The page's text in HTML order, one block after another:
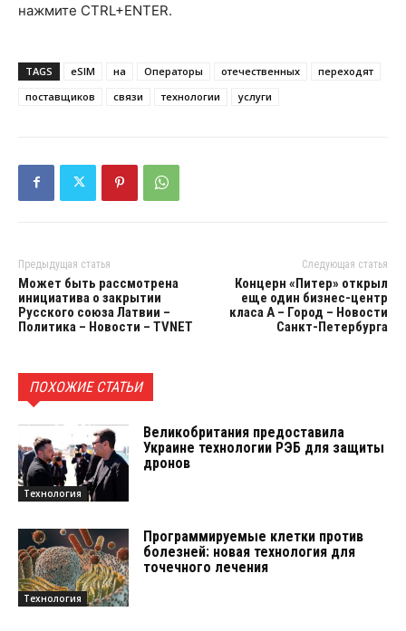
нажмите CTRL+ENTER.
TAGS eSIM на Операторы отечественных
переходят
поставщиков
связи технологии услуги
Предыдущая статья
Может быть рассмотрена
инициатива о закрытии
Русского союза Латвии –
Политика – Новости – TVNET
Следующая статья
Концерн «Питер» открыл
еще один бизнес-центр
класа А – Город – Новости
Санкт-Петербурга
ПОХОЖИЕ СТАТЬИ
Технология
Великобритания предоставила
Украине технологии РЭБ для защиты
дронов
Технология
Программируемые клетки против
болезней: новая технология для
точечного лечения